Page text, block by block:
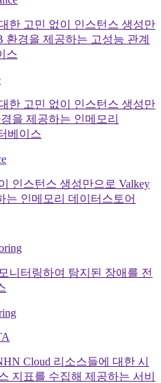
한 고민 없이 인스턴스 생성만
환경을 제공하는 고성능 관계
스
한 고민 없이 인스턴스 생성만
을 제공하는 인메모리
베이스
인스턴스 생성만으로 Valkey
는 인메모리 데이터스토어
니터링하여 탐지된 장애를 전
Cloud 리소스들에 대한 시
지표를 수집해 제공하는 서비